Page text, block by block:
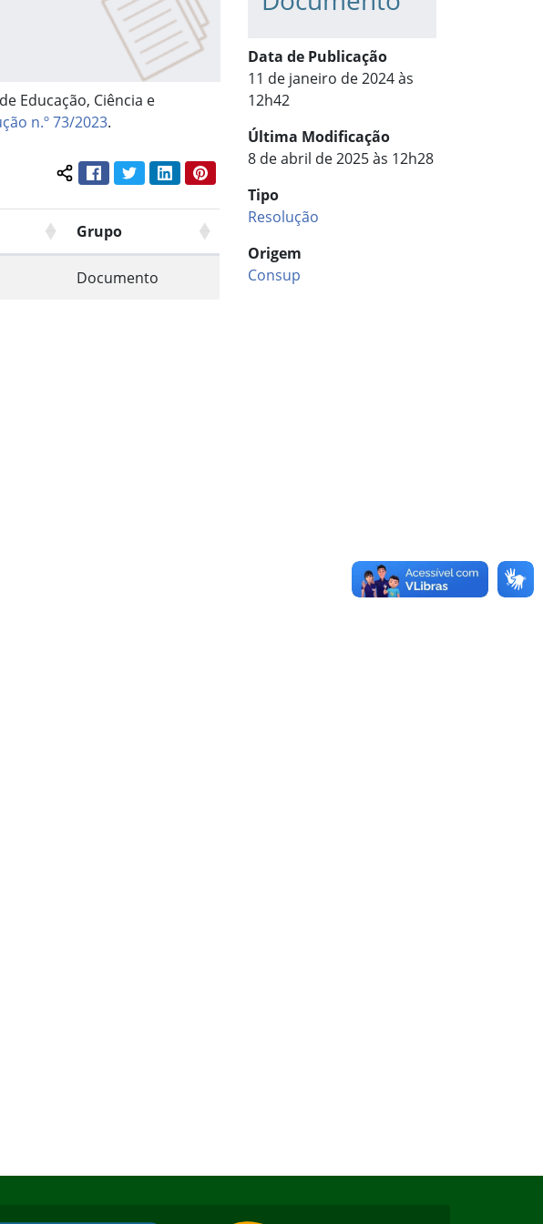
Educação, Ciência e
n.º 73/2023.
Compartilhar conteúdo:
FacebookTwitterLinkedInPinterest
Grupo
Documento
Data de Publicação
11 de janeiro de 2024 às
12h42
Última Modificação
8 de abril de 2025 às 12h28
Tipo
Resolução
Origem
Consup